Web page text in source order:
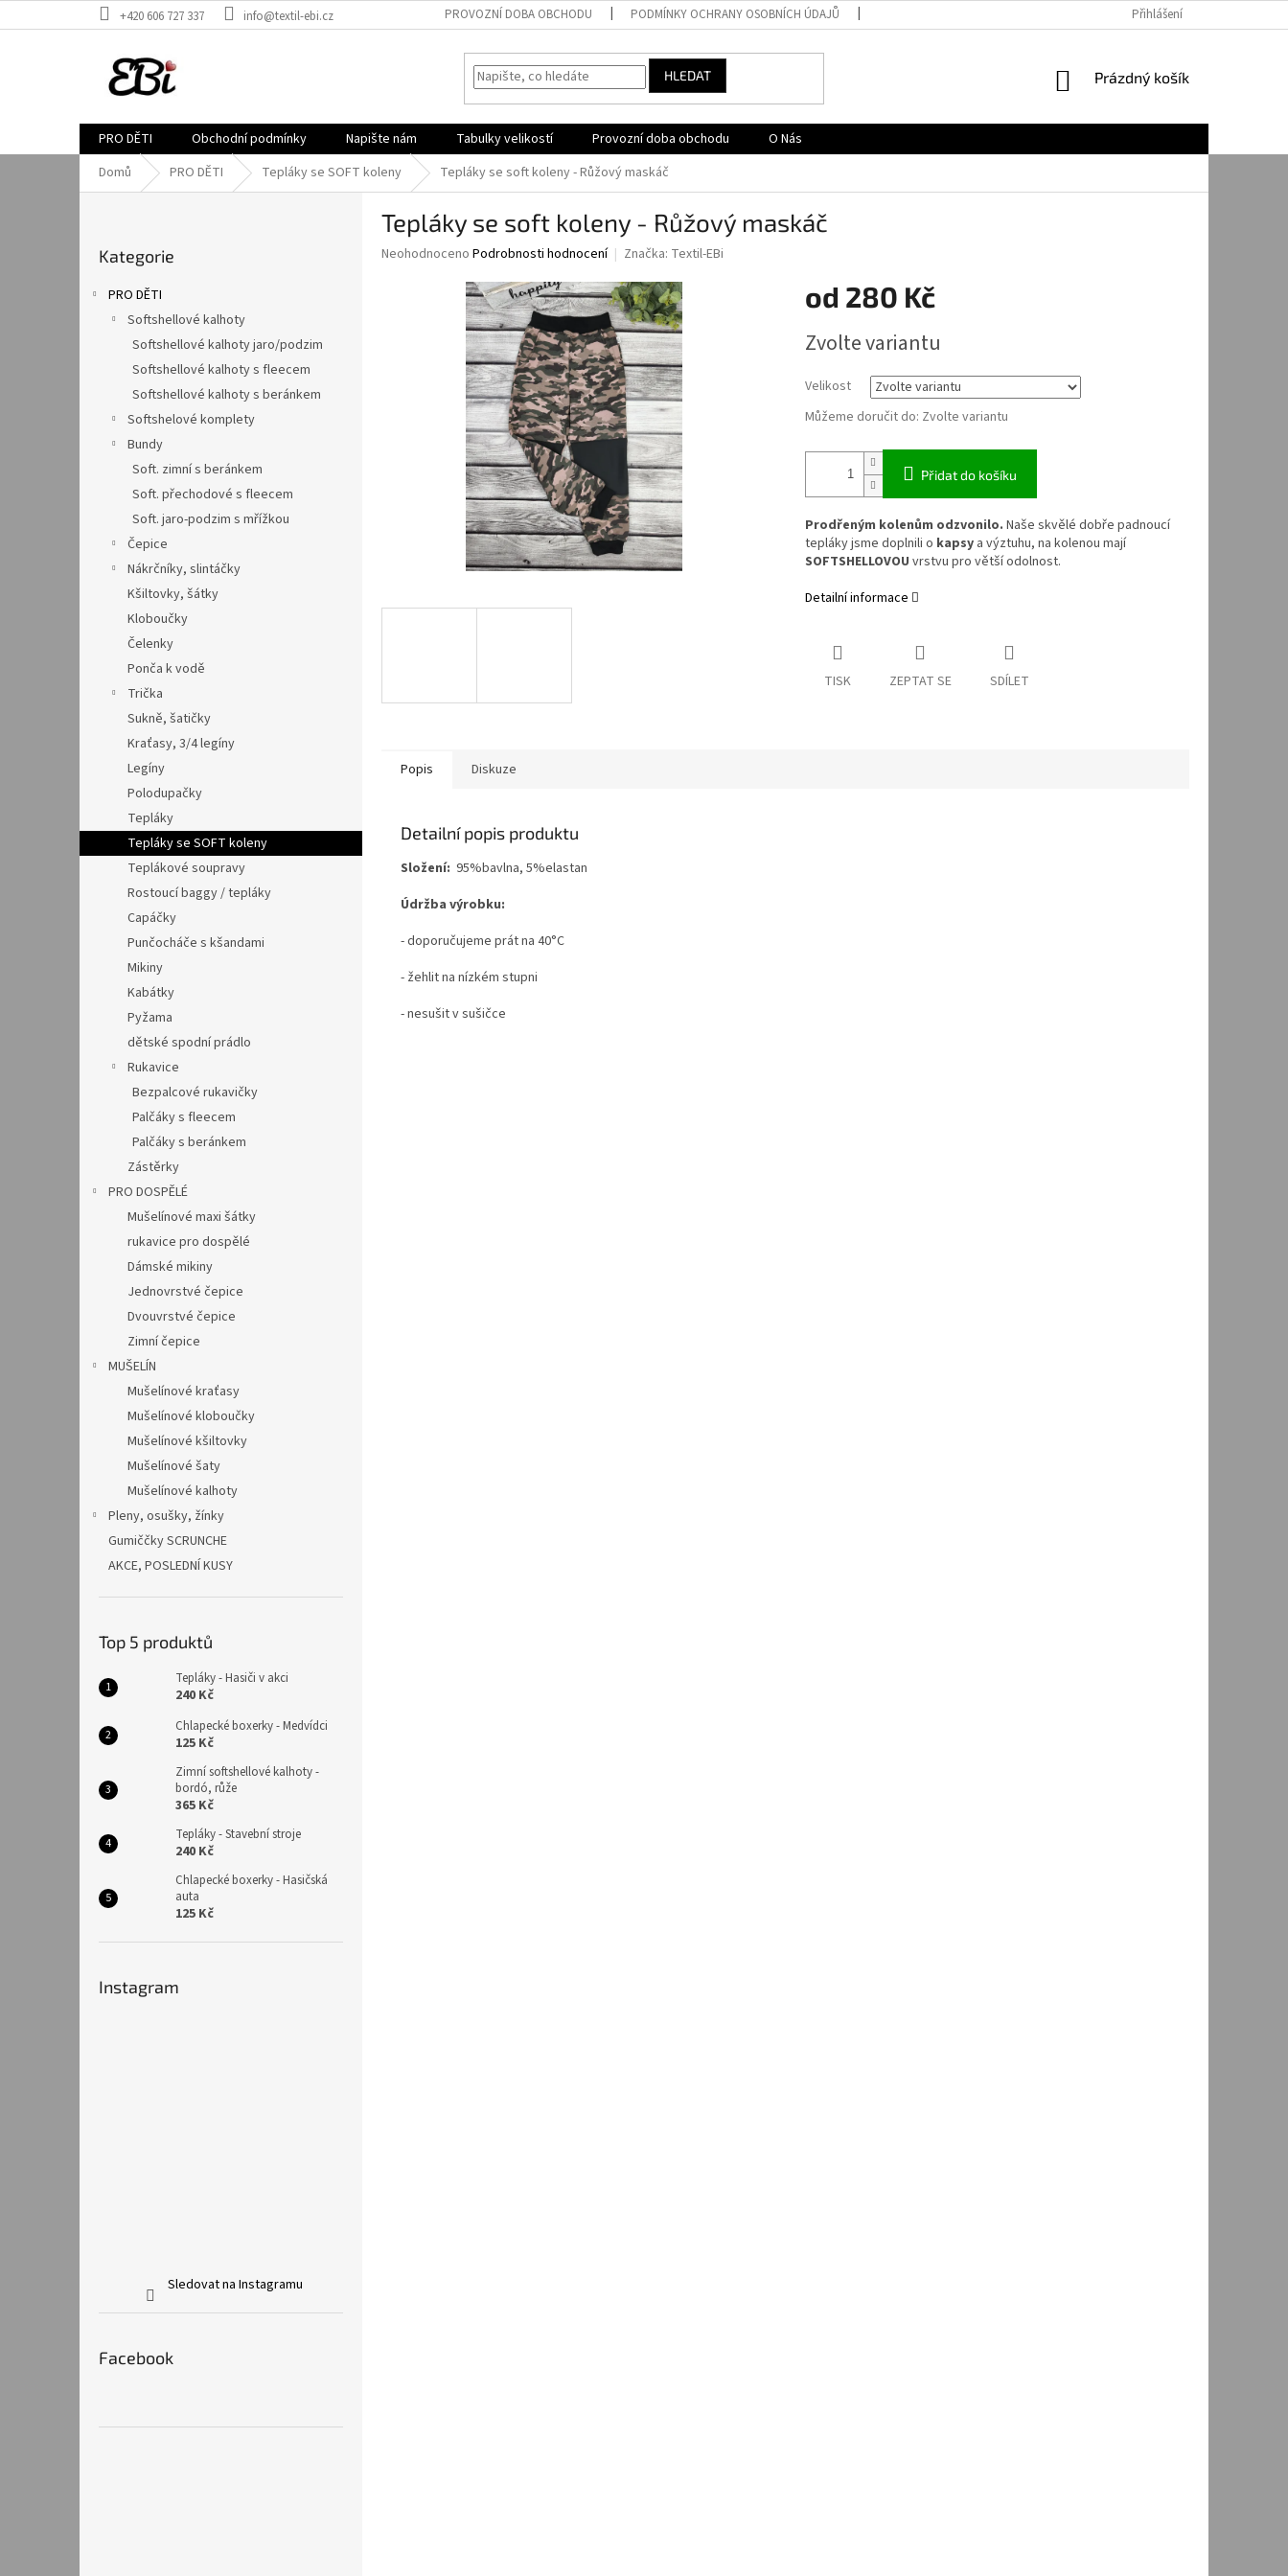
na
+420 606 727 337 info@textil-ebi.cz PROVOZNÍ DOBA OBCHODU PODMÍNKY OCHRANY OSOBNÍCH ÚDAJŮ Přihlášení
HLEDAT
NÁKUPNÍ
Prázdný košík
PRO DĚTI Obchodní podmínky Napište nám Tabulky velikostí Provozní doba obchodu
O Nás
Domů
PRO DĚTI Tepláky se SOFT koleny Tepláky se soft koleny - Růžový maskáč
kategorie
Kategorie
PRO DĚTI
Softshellové kalhoty
Softshellové kalhoty jaro/podzim
Softshellové kalhoty s fleecem
Softshellové kalhoty s beránkem
Softshelové komplety
Bundy
Soft. zimní s beránkem
Soft. přechodové s fleecem
Soft. jaro-podzim s mřížkou
Čepice
Nákrčníky, slintáčky
Kšiltovky, šátky
Kloboučky
Čelenky
Ponča k vodě
Trička
Sukně, šatičky
Kraťasy, 3/4 legíny
Legíny
Polodupačky
Tepláky
Tepláky se SOFT koleny
Teplákové soupravy
Rostoucí baggy / tepláky
Capáčky
Punčocháče s kšandami
Mikiny
Kabátky
Pyžama
dětské spodní prádlo
Rukavice
Bezpalcové rukavičky
Palčáky s fleecem
Palčáky s beránkem
Zástěrky
PRO DOSPĚLÉ
Mušelínové maxi šátky
rukavice pro dospělé
Dámské mikiny
Jednovrstvé čepice
Dvouvrstvé čepice
Zimní čepice
MUŠELÍN
Mušelínové kraťasy
Mušelínové kloboučky
Mušelínové kšiltovky
Mušelínové šaty
Mušelínové kalhoty
Pleny, osušky, žínky
Gumiččky SCRUNCHE
AKCE, POSLEDNÍ KUSY
Top 5 produktů
Tepláky - Hasiči v akci
240 Kč
Chlapecké boxerky - Medvídci
125 Kč
Zimní softshellové kalhoty -
bordó, růže
365 Kč
Tepláky - Stavební stroje
240 Kč
Chlapecké boxerky - Hasičská
auta
125 Kč
Instagram
Sledovat na Instagramu
Facebook
Tepláky se soft koleny - Růžový maskáč
Průměrné
Neohodnoceno Podrobnosti hodnocení Značka: Textil-EBi
od 280 Kč
cena:
Zvolte variantu
Velikost
Můžeme doručit do: Zvolte variantu
Přidat do košíku
Prodřeným kolenům odzvonilo. Naše skvělé dobře padnoucí
tepláky jsme doplnili o kapsya výztuhu, na kolenou mají
SOFTSHELLOVOU vrstvu pro větší odolnost.
Detailní informace
TISK ZEPTAT SE SDÍLET
Popis Diskuze
Detailní popis produktu
Složení: 95%bavlna, 5%elastan
Údržba výrobku:
- doporučujeme prát na 40°C
- žehlit na nízkém stupni
- nesušit v sušičce